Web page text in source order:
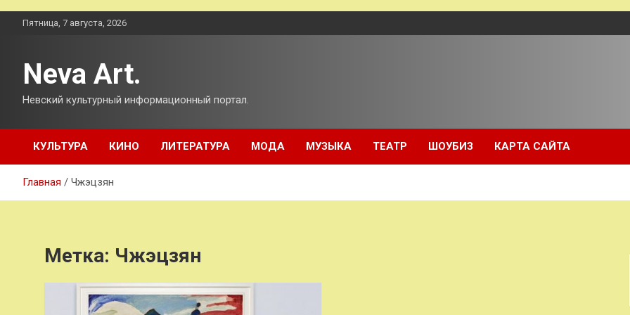
ПерейтиПятница, 7 августа, 2026
Neva Art.
Невский культурный информационный портал.
КУЛЬТУРА КИНО ЛИТЕРАТУРА МОДА МУЗЫКА ТЕАТР ШОУБИЗ КАРТА САЙТА
Главная Чжэцзян
Метка: Чжэцзян